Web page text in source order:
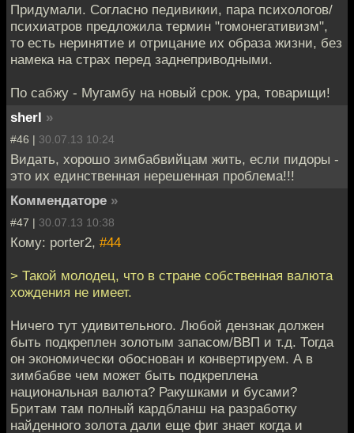
Придумали. Согласно педивикии, пара психологов/
психиатров предложила термин "гомонегативизм",
то есть неринятие и отрицание их образа жизни, без
намека на страх перед заднеприводными.
По сабжу - Мугамбу на новый срок. ура, товарищи!
sherl »
#46 | 30.07.13 10:24
Видать, хорошо зимбабвийцам жить, если пидоры -
это их единственная нерешенная проблема!!!
Коммендаторе »
#47 | 30.07.13 10:38
Кому: porter2, #44
> Такой молодец, что в стране собственная валюта
хождения не имеет.
Ничего тут удивительного. Любой дензнак должен
быть подкреплен золотым запасом/ВВП и т.д. Тогда
он экономически обоснован и конвертируем. А в
зимбабве чем может быть подкреплена
национальная валюта? Ракушками и бусами?
Бритам там полный кардбланш на разработку
найденного золота дали еще фиг знает когда и